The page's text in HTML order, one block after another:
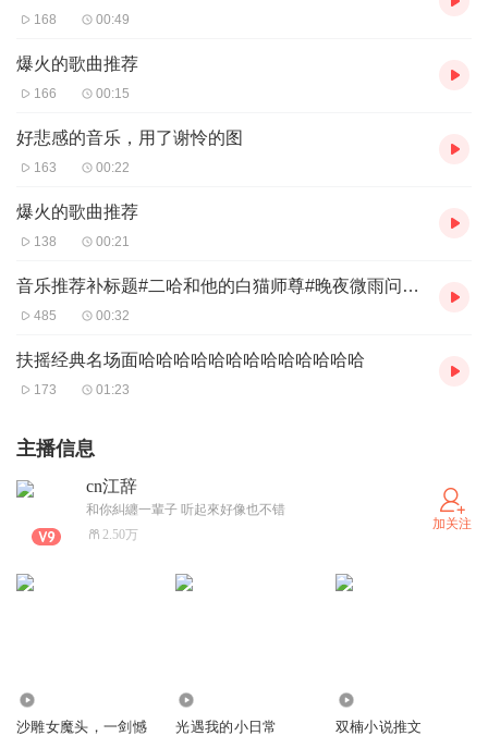
168 00:49
爆火的歌曲推荐
166 00:15
好悲感的音乐，用了谢怜的图
163 00:22
爆火的歌曲推荐
138 00:21
音乐推荐补标题#二哈和他的白猫师尊#晚夜微雨问海棠#同人曲
485 00:32
扶摇经典名场面哈哈哈哈哈哈哈哈哈哈哈哈哈
173 01:23
主播信息
cn江辞
和你糾纏一輩子 听起來好像也不错
2.50万
加关注
沙雕女魔头，一剑憾
光遇我的小日常 双楠小说推文